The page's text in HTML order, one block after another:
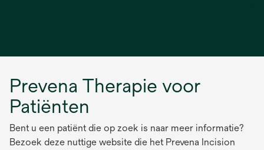
Prevena Therapie voor
Patiënten
Bent u een patiënt die op zoek is naar meer informatie?
Bezoek deze nuttige website die het Prevena Incision